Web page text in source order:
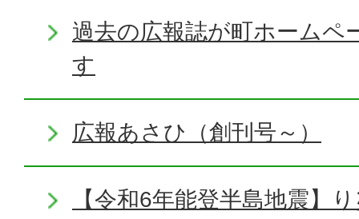
過去の広報誌が町ホームペ
す
広報あさひ（創刊号～）
【令和6年能登半島地震】